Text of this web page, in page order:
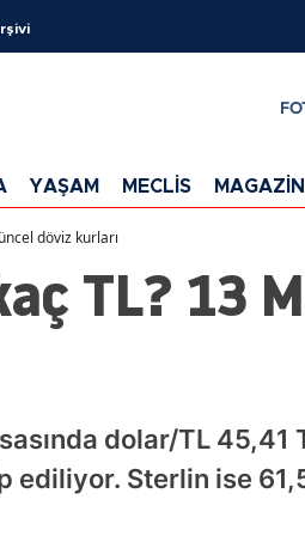
YAŞAM MECLİS MAGAZİN
döviz kurları
TL? 13
dolar/TL
ediliyor. Sterlin ise